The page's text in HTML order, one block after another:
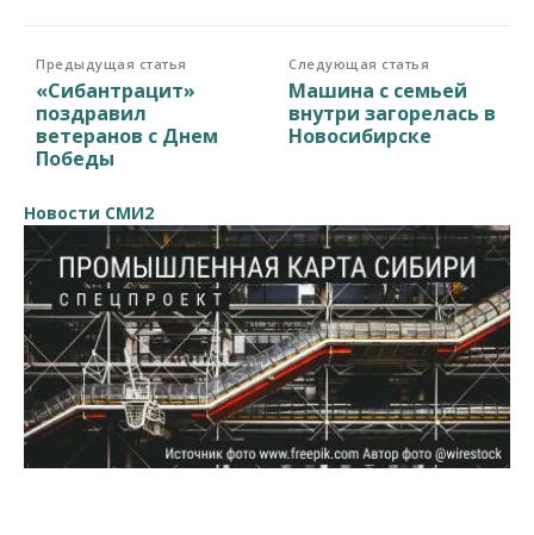
Предыдущая статья
«Сибантрацит»
поздравил
ветеранов с Днем
Победы
Следующая статья
Машина с семьей
внутри загорелась в
Новосибирске
Новости СМИ2